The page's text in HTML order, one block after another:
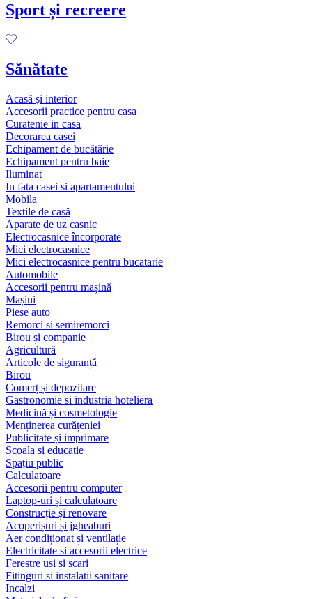
Sport și recreere
Sănătate
Acasă și interior
Accesorii practice pentru casa
Curatenie in casa
Decorarea casei
Echipament de bucătărie
Echipament pentru baie
Iluminat
In fata casei si apartamentului
Mobila
Textile de casă
Aparate de uz casnic
Electrocasnice încorporate
Mici electrocasnice
Mici electrocasnice pentru bucatarie
Automobile
Accesorii pentru mașină
Mașini
Piese auto
Remorci si semiremorci
Birou și companie
Agricultură
Articole de siguranță
Birou
Comerț și depozitare
Gastronomie si industria hoteliera
Medicină și cosmetologie
Menținerea curățeniei
Publicitate și imprimare
Scoala si educatie
Spațiu public
Calculatoare
Accesorii pentru computer
Laptop-uri și calculatoare
Construcție și renovare
Acoperișuri și jgheaburi
Aer condiționat și ventilație
Electricitate si accesorii electrice
Ferestre usi si scari
Fitinguri si instalatii sanitare
Incalzi